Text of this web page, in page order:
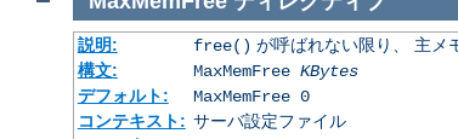
説明: free() が呼ばれない限り、 主メ
構文:
MaxMemFree KBytes
デフォルト:
MaxMemFree 0
コンテキスト: サーバ設定ファイル